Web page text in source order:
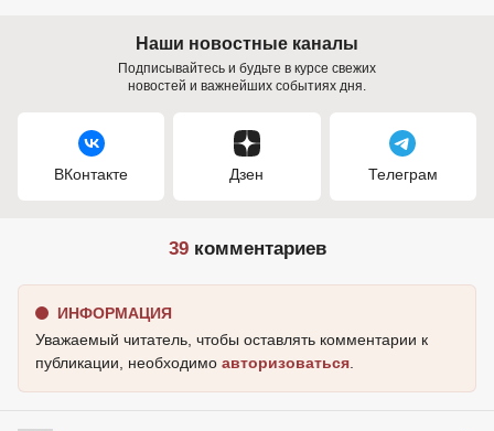
Наши новостные каналы
Подписывайтесь и будьте в курсе свежих
новостей и важнейших событиях дня.
ВКонтакте Дзен Телеграм
39комментариев
ИНФОРМАЦИЯ
Уважаемый читатель, чтобы оставлять комментарии к
публикации, необходимо авторизоваться